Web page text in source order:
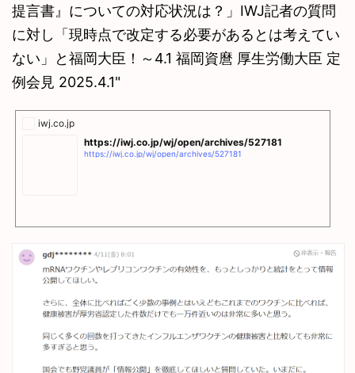
提言書』についての対応状況は？」IWJ記者の質問
に対し「現時点で改定する必要があるとは考えてい
ない」と福岡大臣！～4.1 福岡資麿 厚生労働大臣 定
例会見 2025.4.1"
iwj.co.jp
https://iwj.co.jp/wj/open/archives/527181
https://iwj.co.jp/wj/open/archives/527181